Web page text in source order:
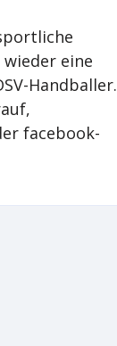
eine
Handballer.
facebook-